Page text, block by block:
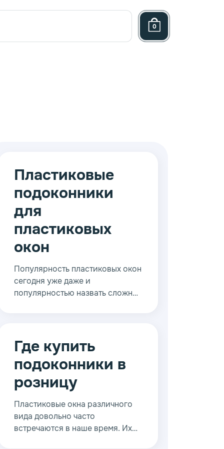
0
Пластиковые
подоконники
для
пластиковых
окон
Популярность пластиковых окон
сегодня уже даже и
популярностью назвать сложно
традиционного материала для
окон, как дерево.
Где купить
подоконники в
розницу
Пластиковые окна различного
вида довольно часто
встречаются в наше время. Их